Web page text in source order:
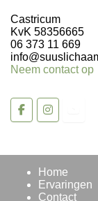
Castricum
KvK 58356665
06 373 11 669
Neem contact op
Home
Ervaringen
Contact